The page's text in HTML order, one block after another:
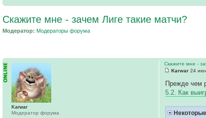
Скажите мне - зачем Лиге такие матчи?
Модератор: Модераторы форума
Скажите мне -
Karwar 24
Прежде чем
5.2. Как
Karwar
Модератор форума